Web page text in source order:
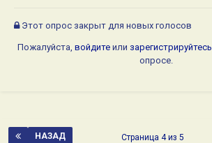
Этот опрос закрыт для новых голосов
Пожалуйста, войдитеили зарегистрируйтесь
опросе.
НАЗАД Страница 4 из 5